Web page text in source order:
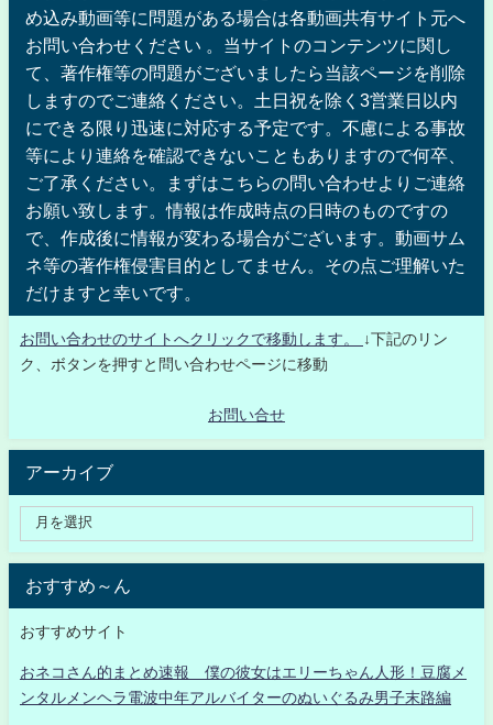
め込み動画等に問題がある場合は各動画共有サイト元へ
お問い合わせください 。当サイトのコンテンツに関し
て、著作権等の問題がございましたら当該ページを削除
しますのでご連絡ください。土日祝を除く3営業日以内
にできる限り迅速に対応する予定です。不慮による事故
等により連絡を確認できないこともありますので何卒、
ご了承ください。まずはこちらの問い合わせよりご連絡
お願い致します。情報は作成時点の日時のものですの
で、作成後に情報が変わる場合がございます。動画サム
ネ等の著作権侵害目的としてません。その点ご理解いた
だけますと幸いです。
お問い合わせのサイトへクリックで移動します。
↓下記のリン
ク、ボタンを押すと問い合わせページに移動
お問い合せ
アーカイブ
おすすめ～ん
おすすめサイト
おネコさん的まとめ速報 僕の彼女はエリーちゃん人形！豆腐メ
ンタルメンヘラ電波中年アルバイターのぬいぐるみ男子末路編